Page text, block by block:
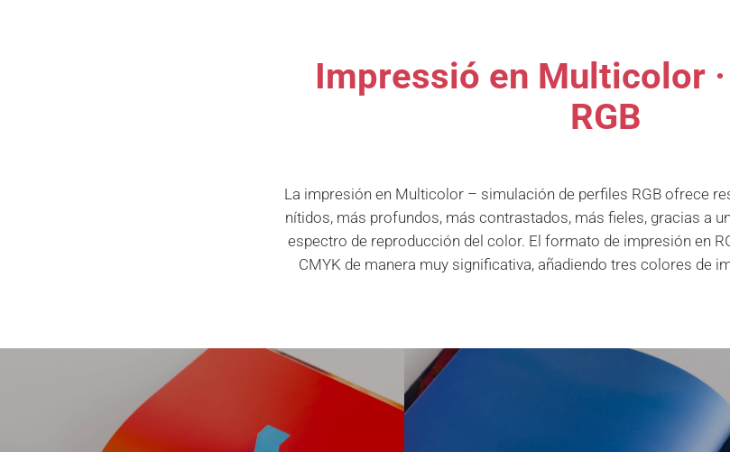
Impressió en Multicolor
RGB
La impresión en Multicolor – simulación de perfiles RGB ofrece
nítidos, más profundos, más contrastados, más fieles, gracias a
espectro de reproducción del color. El formato de impresión en
CMYK de manera muy significativa, añadiendo tres colores de